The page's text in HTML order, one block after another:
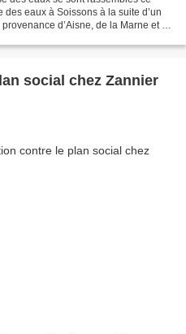
des eaux à Soissons à la suite d’un
d’Aisne, de la Marne et de
social chez Zannier